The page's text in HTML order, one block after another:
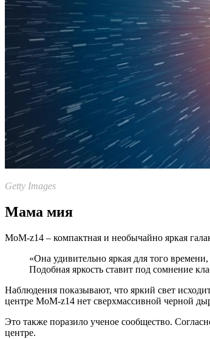
Getty Images
Мама мия
MoM-z14 – компактная и необычайно яркая
«Она удивительно яркая для того
Подобная яркость ставит под сомнение
Наблюдения показывают, что яркий свет
центре MoM-z14 нет сверхмассивной черной
Это также поразило ученое сообщество.
центре.